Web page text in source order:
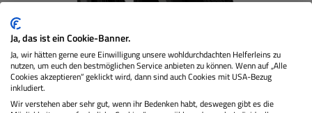
CANON
Ja, das ist ein Cookie-Banner.
Ja, wir hätten gerne eure Einwilligung unsere wohldurchdachten Helferleins zu
nutzen, um euch den bestmöglichen Service anbieten zu können. Wenn auf „Alle
Cookies akzeptieren“ geklickt wird, dann sind auch Cookies mit USA-Bezug
inkludiert.
Wir verstehen aber sehr gut, wenn ihr Bedenken habt, deswegen gibt es die